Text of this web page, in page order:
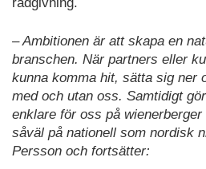
– Ambitionen är att skapa en
branschen. När partners eller
kunna komma hit, sätta sig ner
med och utan oss. Samtidigt
enklare för oss på
såväl på nationell som nordisk
Persson och fortsätter: